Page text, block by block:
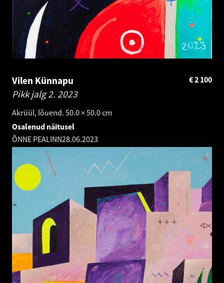
Vilen Künnapu
Pikk jalg 2. 2023
Akrüül, lõuend. 50.0 × 50.0 cm
2 100
€
Osalenud näitusel
ÕNNE PEALINN28.06.2023